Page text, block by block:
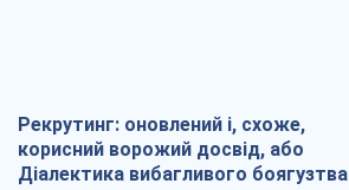
Рекрутинг: оновлений і, схоже,
корисний ворожий досвід, або
Діалектика вибагливого боягузтва